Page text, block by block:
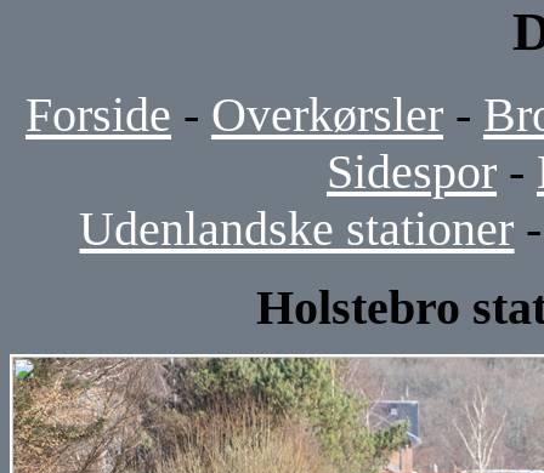
Forside - Overkørsler -
Sidespor -
Udenlandske stationer
Holstebro